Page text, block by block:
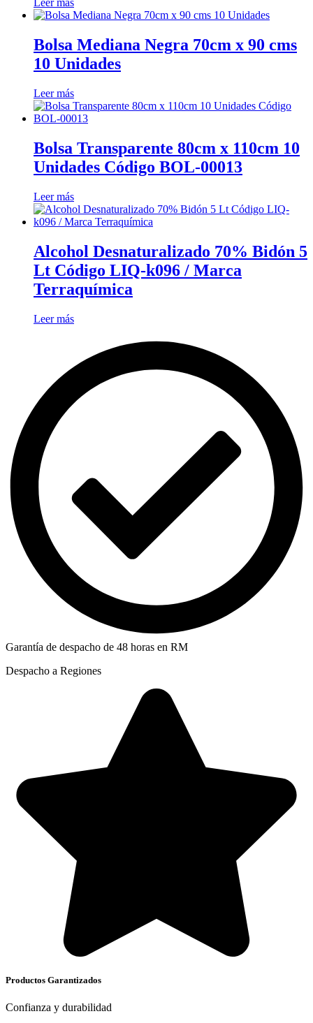
Leer más
Bolsa Mediana Negra 70cm x 90 cms
10 Unidades
Leer más
Bolsa Transparente 80cm x 110cm 10
Unidades Código BOL-00013
Leer más
Alcohol Desnaturalizado 70% Bidón 5
Lt Código LIQ-k096 / Marca
Terraquímica
Leer más
Garantía de despacho de 48 horas en RM
Despacho a Regiones
Productos Garantizados
Confianza y durabilidad